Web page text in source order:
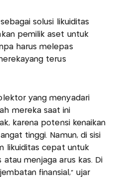
solusi likuiditas
pemilik aset untuk
harus melepas
terus
yang menyadari
mereka saat ini
karena potensi kenaikan
tinggi. Namun, di sisi
likuiditas cepat untuk
menjaga arus kas. Di
finansial," ujar